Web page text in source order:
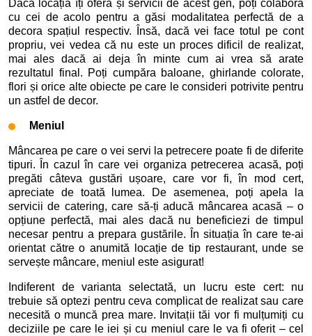
Dacă locația îți oferă și servicii de acest gen, poți colabora
cu cei de acolo pentru a găsi modalitatea perfectă de a
decora spațiul respectiv. Însă, dacă vei face totul pe cont
propriu, vei vedea că nu este un proces dificil de realizat,
mai ales dacă ai deja în minte cum ai vrea să arate
rezultatul final. Poți cumpăra baloane, ghirlande colorate,
flori și orice alte obiecte pe care le consideri potrivite pentru
un astfel de decor.
Meniul
Mâncarea pe care o vei servi la petrecere poate fi de diferite
tipuri. În cazul în care vei organiza petrecerea acasă, poți
pregăti câteva gustări ușoare, care vor fi, în mod cert,
apreciate de toată lumea. De asemenea, poți apela la
servicii de catering, care să-ți aducă mâncarea acasă – o
opțiune perfectă, mai ales dacă nu beneficiezi de timpul
necesar pentru a prepara gustările. În situația în care te-ai
orientat către o anumită locație de tip restaurant, unde se
servește mâncare, meniul este asigurat!
Indiferent de varianta selectată, un lucru este cert: nu
trebuie să optezi pentru ceva complicat de realizat sau care
necesită o muncă prea mare. Invitații tăi vor fi mulțumiți cu
deciziile pe care le iei și cu meniul care le va fi oferit – cel